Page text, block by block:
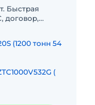
Быстрая
договор,
(1200 тонн 54
(